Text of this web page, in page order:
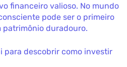
financeiro valioso. No mundo
pode ser o primeiro
patrimônio duradouro.
para descobrir como investir